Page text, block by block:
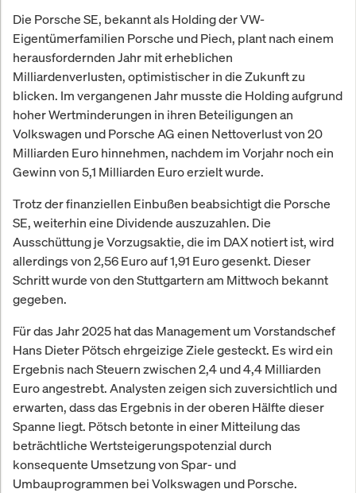
Die Porsche SE, bekannt als Holding der VW-
Eigentümerfamilien Porsche und Piech, plant nach einem
herausfordernden Jahr mit erheblichen
Milliardenverlusten, optimistischer in die Zukunft zu
blicken. Im vergangenen Jahr musste die Holding aufgrund
hoher Wertminderungen in ihren Beteiligungen an
Volkswagen und Porsche AG einen Nettoverlust von 20
Milliarden Euro hinnehmen, nachdem im Vorjahr noch ein
Gewinn von 5,1 Milliarden Euro erzielt wurde.
Trotz der finanziellen Einbußen beabsichtigt die Porsche
SE, weiterhin eine Dividende auszuzahlen. Die
Ausschüttung je Vorzugsaktie, die im DAX notiert ist, wird
allerdings von 2,56 Euro auf 1,91 Euro gesenkt. Dieser
Schritt wurde von den Stuttgartern am Mittwoch bekannt
gegeben.
Für das Jahr 2025 hat das Management um Vorstandschef
Hans Dieter Pötsch ehrgeizige Ziele gesteckt. Es wird ein
Ergebnis nach Steuern zwischen 2,4 und 4,4 Milliarden
Euro angestrebt. Analysten zeigen sich zuversichtlich und
erwarten, dass das Ergebnis in der oberen Hälfte dieser
Spanne liegt. Pötsch betonte in einer Mitteilung das
beträchtliche Wertsteigerungspotenzial durch
konsequente Umsetzung von Spar- und
Umbauprogrammen bei Volkswagen und Porsche.